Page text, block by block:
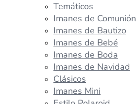
Temáticos
Imanes de Comunión
Imanes de Bautizo
Imanes de Bebé
Imanes de Boda
Imanes de Navidad
Clásicos
Imanes Mini